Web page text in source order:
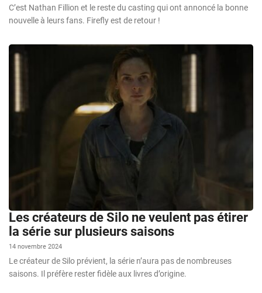
C’est Nathan Fillion et le reste du casting qui ont annoncé la bonne
nouvelle à leurs fans. Firefly est de retour !
Les créateurs de Silo ne veulent pas étirer
la série sur plusieurs saisons
14 novembre 2024
Le créateur de Silo prévient, la série n’aura pas de nombreuses
saisons. Il préfère rester fidèle aux livres d’origine.